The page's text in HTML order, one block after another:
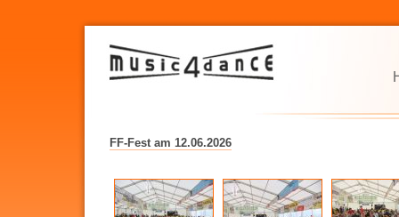
FF-Fest am 12.06.2026